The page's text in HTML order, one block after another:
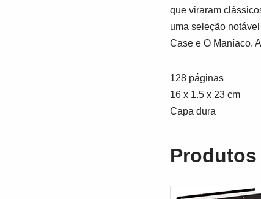
que viraram
uma seleção
Casee O Maníaco.
128 páginas
16 x 1.5 x 23 cm
Capa dura